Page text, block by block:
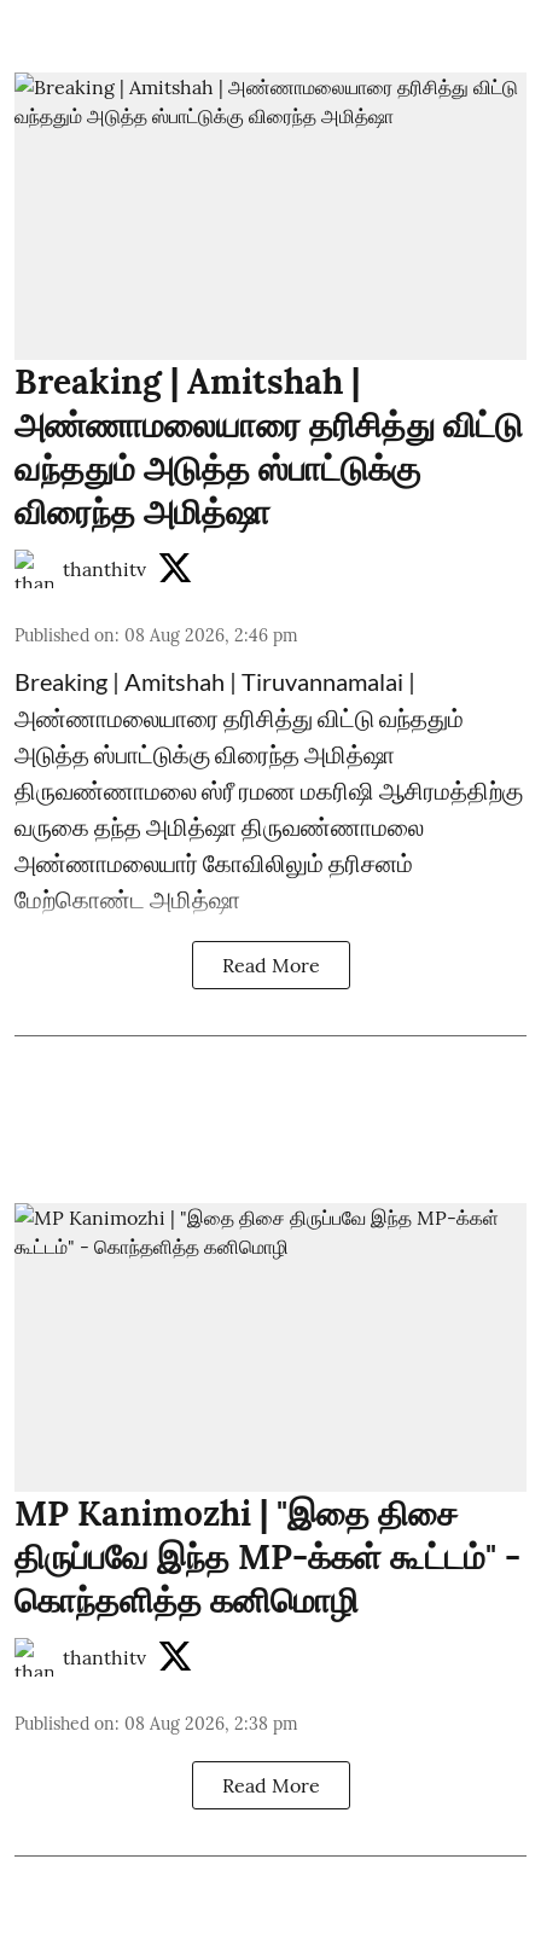
Breaking | Amitshah |
அண்ணாமலையாரை தரிசித்து விட்டு
வந்ததும் அடுத்த ஸ்பாட்டுக்கு
விரைந்த அமித்ஷா
thanthitv
Published on: 08 Aug 2026, 2:46 pm
Breaking | Amitshah | Tiruvannamalai |
அண்ணாமலையாரை தரிசித்து விட்டு வந்ததும்
அடுத்த ஸ்பாட்டுக்கு விரைந்த அமித்ஷா
திருவண்ணாமலை ஸ்ரீ ரமண மகரிஷி ஆசிரமத்திற்கு
வருகை தந்த அமித்ஷா திருவண்ணாமலை
அண்ணாமலையார் கோவிலிலும் தரிசனம்
மேற்கொண்ட அமித்ஷா
Read More
MP Kanimozhi | "இதை திசை
திருப்பவே இந்த MP-க்கள் கூட்டம்" -
கொந்தளித்த கனிமொழி
thanthitv
Published on: 08 Aug 2026, 2:38 pm
Read More